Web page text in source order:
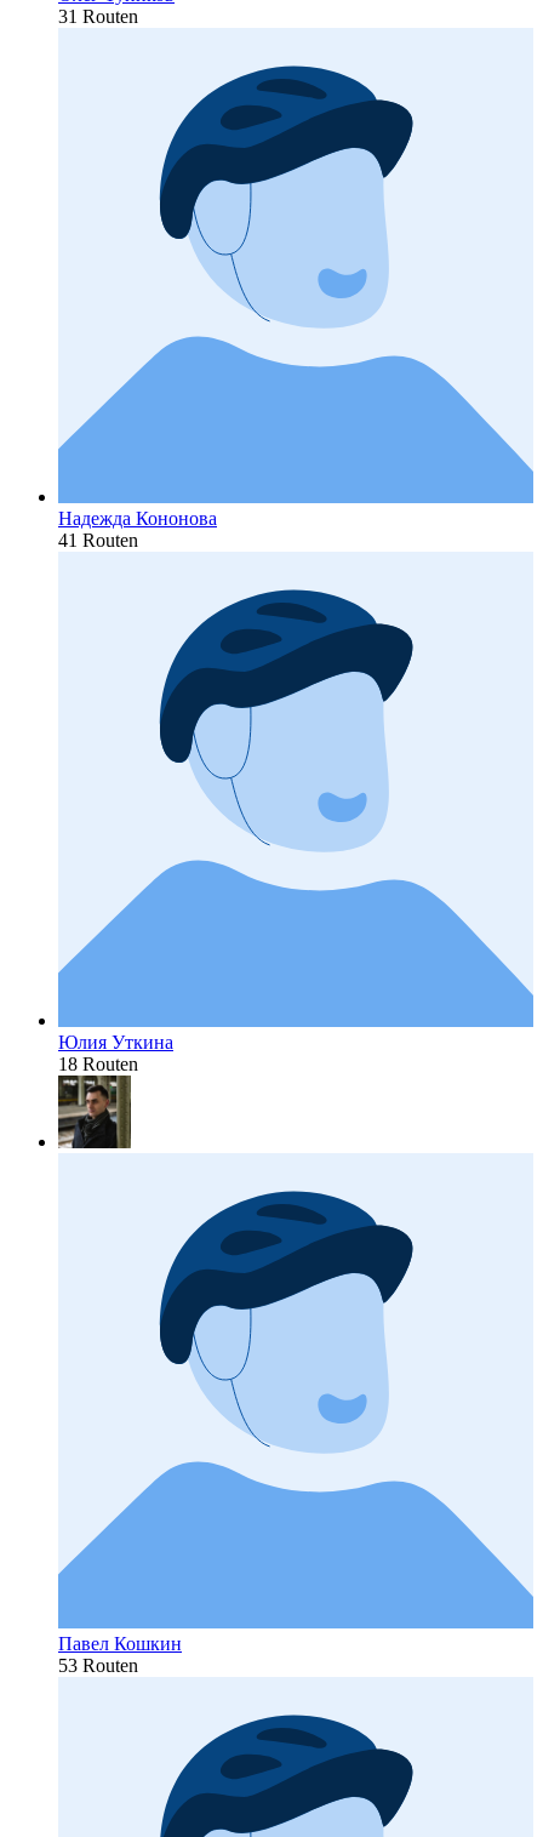
31 Routen
Надежда Кононова
41 Routen
Юлия Уткина
18 Routen
Павел Кошкин
53 Routen